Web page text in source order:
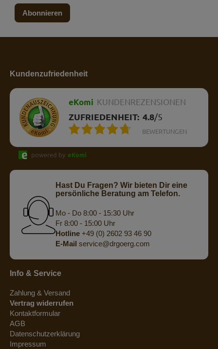
Abonnieren
Kundenzufriedenheit
eKomi KUNDENREZENSIONEN
ZUFRIEDENHEIT: 4.8/5
BEWERTUNGEN
powered by eKomi
Hast Du Fragen? Wir bieten Dir eine
persönliche Beratung am Telefon.
Mo - Do 8:00 - 15:30 Uhr
Fr 8:00 - 15:00 Uhr
Hotline+49 (0) 2602 93 46 90
E-Mail service@drgoerg.com
Info & Service
Zahlung & Versand
Vertrag widerrufen
Kontaktformular
AGB
Datenschutzerklärung
Impressum